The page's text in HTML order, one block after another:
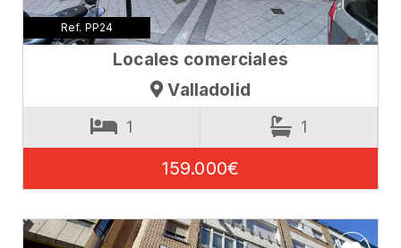
Ref. PP24
Locales comerciales
Valladolid
1 1
159.000€